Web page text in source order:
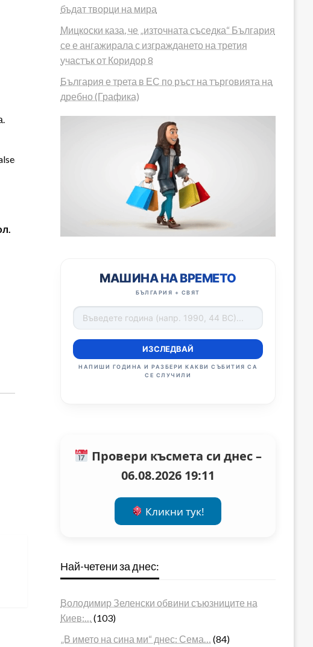
бъдат творци на мира
Мицкоски каза, че „източната съседка“ България
се е ангажирала с изграждането на третия
участък от Коридор 8
България е трета в ЕС по ръст на търговията на
дребно (Графика)
МАШИНА НА ВРЕМЕТО
БЪЛГАРИЯ + СВЯТ
ИЗСЛЕДВАЙ
НАПИШИ ГОДИНА И РАЗБЕРИ КАКВИ СЪБИТИЯ СА
СЕ СЛУЧИЛИ
Провери късмета си днес –
06.08.2026 19:11
Кликни тук!
Най-четени за днес:
Володимир Зеленски обвини съюзниците на
Киев:…
(103)
„В името на сина ми“ днес: Сема…
(84)